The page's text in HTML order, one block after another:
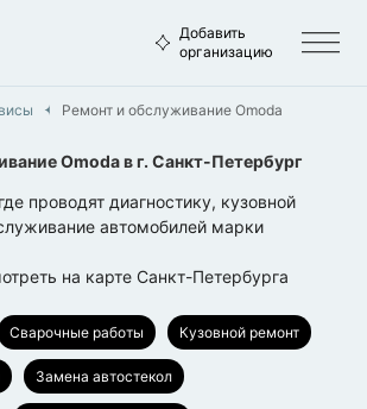
Добавить
организацию
Ремонт и обслуживание Omoda
Omodaв г. Санкт-Петербург
проводят диагностику, кузовной
автомобилей марки
на карте Санкт-Петербурга
Сварочные работы Кузовной ремонт
Замена автостекол